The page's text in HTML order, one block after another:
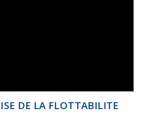
DE LA FLOTTABILITE